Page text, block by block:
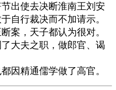
出使去决断淮南王刘安
自行裁决而不加请示。
案，天子都认为很对。
大夫之职，做郎官、谒
因精通儒学做了高官。